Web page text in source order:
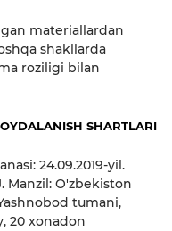
materiallardan
shakllarda
roziligi bilan
SHARTLARI
24.09.2019-yil.
Manzil: O'zbekiston
tumani,
20 xonadon